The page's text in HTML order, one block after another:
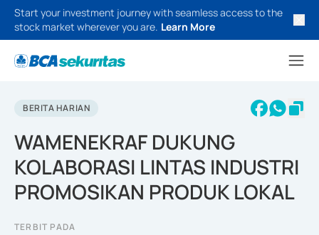
Start your investment journey with seamless access to the
stock market wherever you are. Learn More
BERITA HARIAN
WAMENEKRAF DUKUNG
KOLABORASI LINTAS INDUSTRI
PROMOSIKAN PRODUK LOKAL
TERBIT PADA